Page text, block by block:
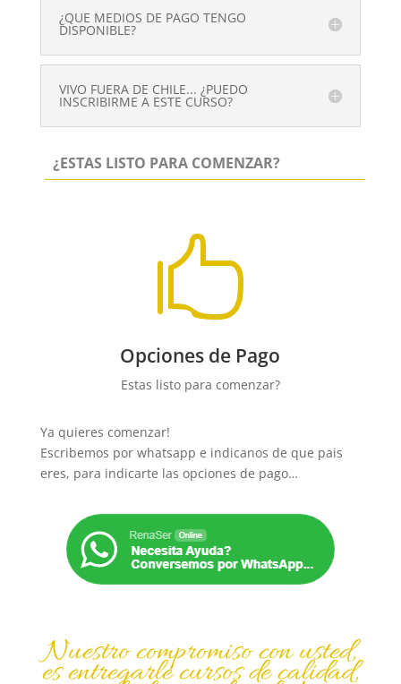
¿QUE MEDIOS DE PAGO TENGO
DISPONIBLE?
VIVO FUERA DE CHILE... ¿PUEDO
INSCRIBIRME A ESTE CURSO?
¿ESTAS LISTO PARA COMENZAR?

Opciones de Pago
Estas listo para comenzar?
Ya quieres comenzar!
Escribemos por whatsapp e indicanos de que pais
eres, para indicarte las opciones de pago…
Nuestro compromiso con usted,
es entregarle cursos de calidad,